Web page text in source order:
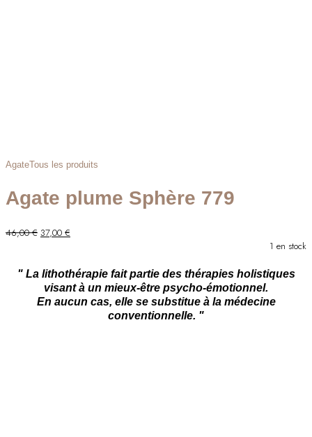
AgateTous les produits
Agate plume Sphère 779
46,00€ Le
était :
46,00 €.
37,00 €
est :
37,00 €.
1 en stock
" La lithothérapie fait partie des thérapies holistiques
visant à un mieux-être psycho-émotionnel.
En aucun cas, elle se substitue à la médecine
conventionnelle. "